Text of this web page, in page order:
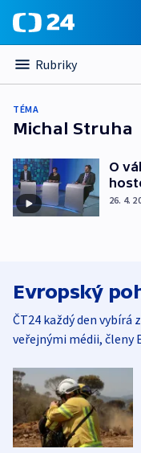
Rubriky
TÉMA
Michal Struha
O
26. 4.
Evropský
ČT24 každý den
veřejnými médii, členy